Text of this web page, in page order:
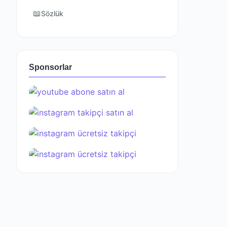
📖Sözlük
Sponsorlar